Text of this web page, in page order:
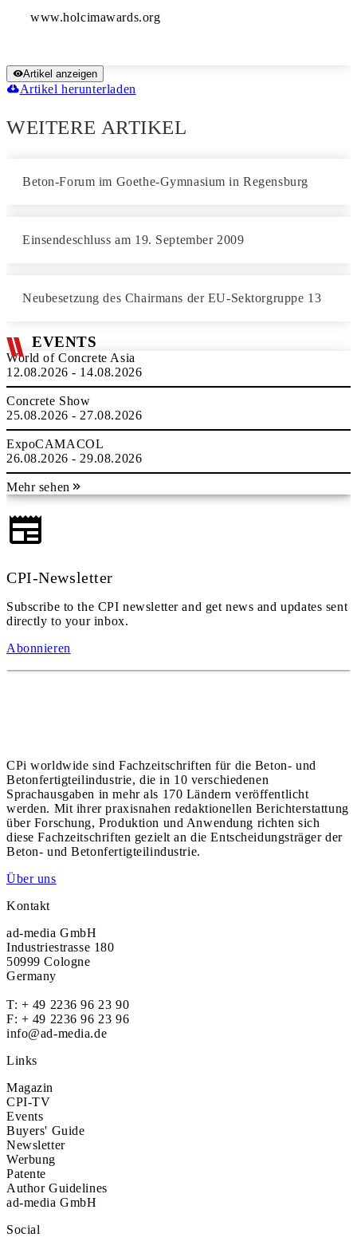
Artikel anzeigen
Artikel herunterladen
WEITERE ARTIKEL
Beton-Forum im Goethe-Gymnasium in Regensburg
Einsendeschluss am 19. September 2009
Neubesetzung des Chairmans der EU-Sektorgruppe 13
EVENTS
World of Concrete Asia
12.08.2026 - 14.08.2026
Concrete Show
25.08.2026 - 27.08.2026
ExpoCAMACOL
26.08.2026 - 29.08.2026
Mehr sehen
CPI-Newsletter
Subscribe to the CPI newsletter and get news and updates sent
directly to your inbox.
Abonnieren
CPi worldwide sind Fachzeitschriften für die Beton- und
Betonfertigteilindustrie, die in 10 verschiedenen
Sprachausgaben in mehr als 170 Ländern veröffentlicht
werden. Mit ihrer praxisnahen redaktionellen Berichterstattung
über Forschung, Produktion und Anwendung richten sich
diese Fachzeitschriften gezielt an die Entscheidungsträger der
Beton- und Betonfertigteilindustrie.
Über uns
Kontakt
ad-media GmbH
Industriestrasse 180
50999 Cologne
Germany
T: + 49 2236 96 23 90
F: + 49 2236 96 23 96
info@ad-media.de
Links
Magazin
CPI-TV
Events
Buyers' Guide
Newsletter
Werbung
Patente
Author Guidelines
ad-media GmbH
Social